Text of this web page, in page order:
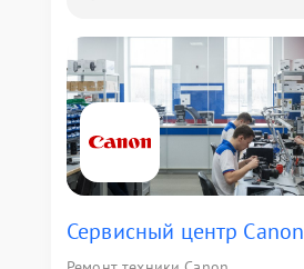
Сервисный центр Canon